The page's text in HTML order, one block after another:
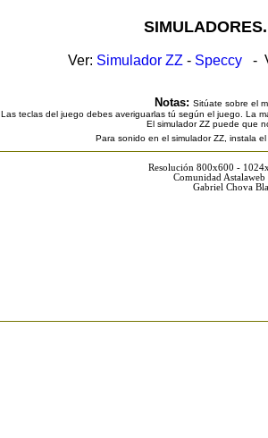
Ver: Simulador ZZ - Speccy -
Notas: Sitúate sobre el
Las teclas del juego debes averiguarlas tú según el juego. La
El simulador ZZ puede que
Para sonido en el simulador ZZ, instala
Resolución 800x600 -
Comunidad
Gabriel Chova